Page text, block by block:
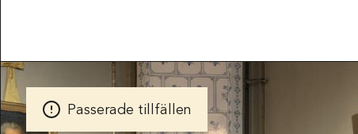
Vasagatan 37-
Passerade tillfällen